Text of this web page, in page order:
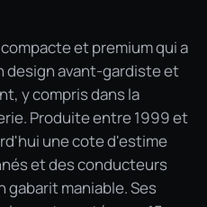
et premium qui a
design avant-gardiste et
y compris dans la
Produite entre 1999 et
une cote d'estime
et des conducteurs
gabarit maniable. Ses